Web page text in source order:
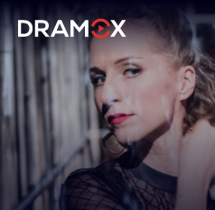
Vouchers
Register